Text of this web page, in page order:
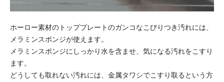
ホーロー素材のトッププレートのガンコなこびりつき汚れには、
メラミンスポンジが使えます。
メラミンスポンジにしっかり水を含ませ、気になる汚れをこすり
ます。
どうしても取れない汚れには、金属タワシでこすり取るという方